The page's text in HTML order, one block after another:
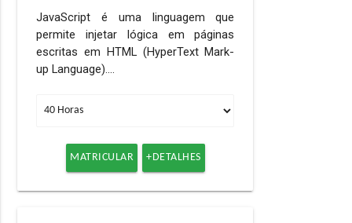
JavaScript é uma linguagem que
permite injetar lógica em páginas
escritas em HTML (HyperText Mark-
up Language).…
MATRICULAR +DETALHES